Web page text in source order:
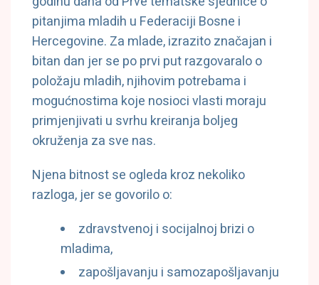
pitanjima mladih u Federaciji Bosne i
Hercegovine. Za mlade, izrazito značajan i
bitan dan jer se po prvi put razgovaralo o
položaju mladih, njihovim potrebama i
mogućnostima koje nosioci vlasti moraju
primjenjivati u svrhu kreiranja boljeg
okruženja za sve nas.
Njena bitnost se ogleda kroz nekoliko
razloga, jer se govorilo o:
zdravstvenoj i socijalnoj brizi o
mladima,
zapošljavanju i samozapošljavanju